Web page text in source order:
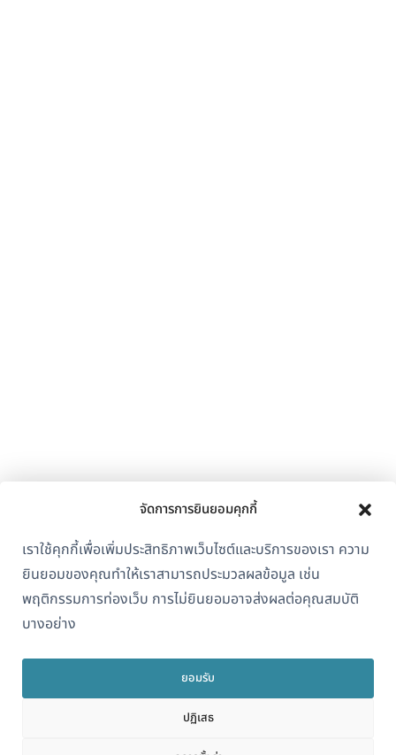
จัดการการยินยอมคุกกี้
เราใช้คุกกี้เพื่อเพิ่มประสิทธิภาพเว็บไซต์และบริการของเรา ความ
ยินยอมของคุณทำให้เราสามารถประมวลผลข้อมูล เช่น
พฤติกรรมการท่องเว็บ การไม่ยินยอมอาจส่งผลต่อคุณสมบัติ
บางอย่าง
ยอมรับ
ปฏิเสธ